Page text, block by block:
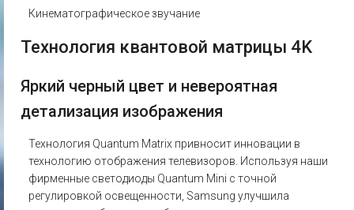
Кинематографическое звучание
Технология квантовой матрицы 4K
Яркий черный цвет и невероятная
детализация изображения
Технология Quantum Matrix привносит инновации в
технологию отображения телевизоров. Используя наши
фирменные светодиоды Quantum Mini с точной
регулировкой освещенности, Samsung улучшила